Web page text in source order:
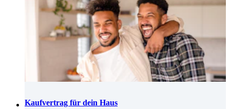
Kaufvertrag für dein Haus